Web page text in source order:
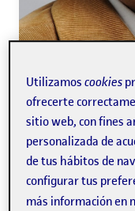
Antoni
Utilizamoscookies
ofrecerte
sitio web, con fines
personalizada de
de tus hábitos de
configurar tus
más información en